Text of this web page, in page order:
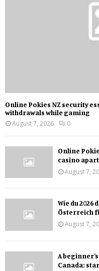
Online Pokies NZ security
withdrawals while gaming
August 7, 2026
0
Online
casino
August 7,
Wie du 2026
Österreich
August 7,
A
Canada: